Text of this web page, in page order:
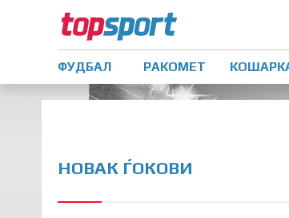
ФУДБАЛ РАКОМЕТ
НОВАК ЃОКОВИ